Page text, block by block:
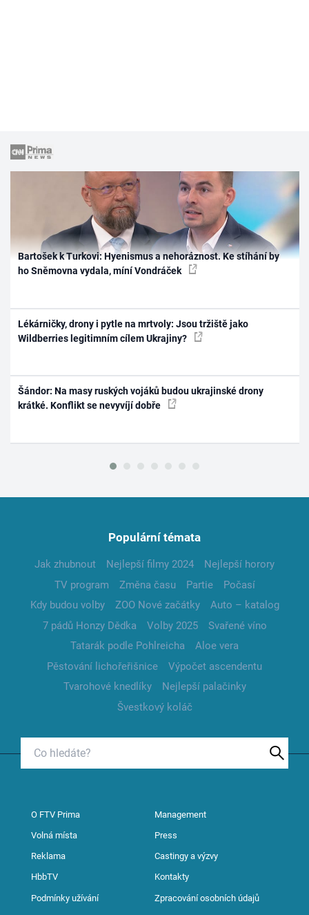
Bartošek k Turkovi: Hyenismus a nehoráznost. Ke stíhání by
ho Sněmovna vydala, míní Vondráček
Lékárničky, drony i pytle na mrtvoly: Jsou tržiště jako
Wildberries legitimním cílem Ukrajiny?
Šándor: Na masy ruských vojáků budou ukrajinské drony
krátké. Konflikt se nevyvíjí dobře
Populární témata
Jak zhubnout Nejlepší filmy 2024
Nejlepší horory
TV program
Změna času Partie
Počasí
Kdy budou volby
ZOO Nové začátky
Auto – katalog
7 pádů Honzy Dědka
Volby 2025
Svařené víno
Tatarák podle Pohlreicha
Aloe vera
Pěstování lichořeřišnice
Výpočet ascendentu
Tvarohové knedlíky
Nejlepší palačinky
Švestkový koláč
O FTV Prima Management
Volná místa Press
Reklama Castingy a výzvy
HbbTV Kontakty
Podmínky užívání Zpracování osobních údajů